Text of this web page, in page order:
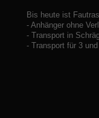
Bis heute ist
- Anhänger ohne
- Transport in
- Transport für 3